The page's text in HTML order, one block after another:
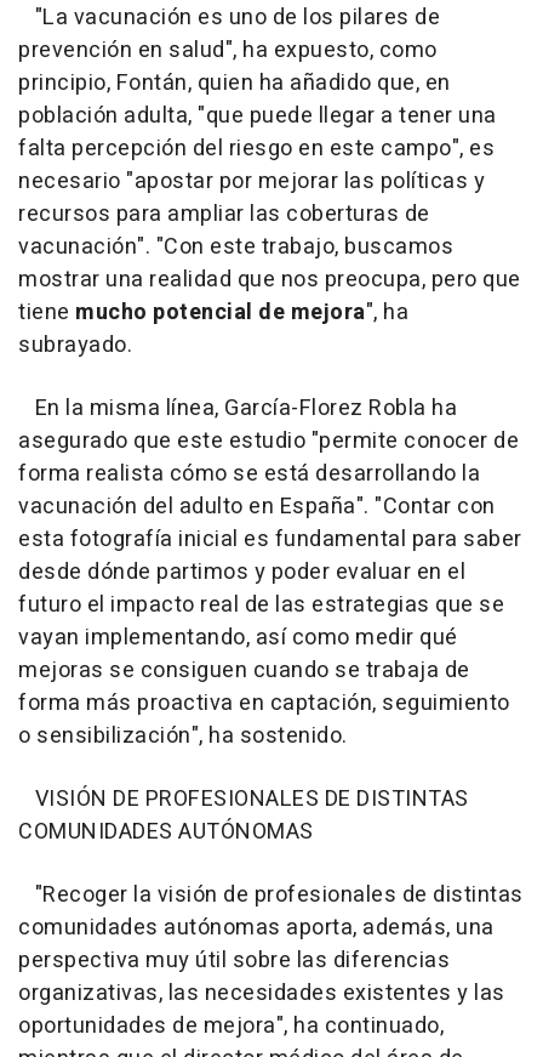
"La vacunación es uno de los pilares de
prevención en salud", ha expuesto, como
principio, Fontán, quien ha añadido que, en
población adulta, "que puede llegar a tener una
falta percepción del riesgo en este campo", es
necesario "apostar por mejorar las políticas y
recursos para ampliar las coberturas de
vacunación". "Con este trabajo, buscamos
mostrar una realidad que nos preocupa, pero que
tiene mucho potencial de mejora", ha
subrayado.
En la misma línea, García-Florez Robla ha
asegurado que este estudio "permite conocer de
forma realista cómo se está desarrollando la
vacunación del adulto en España". "Contar con
esta fotografía inicial es fundamental para saber
desde dónde partimos y poder evaluar en el
futuro el impacto real de las estrategias que se
vayan implementando, así como medir qué
mejoras se consiguen cuando se trabaja de
forma más proactiva en captación, seguimiento
o sensibilización", ha sostenido.
VISIÓN DE PROFESIONALES DE DISTINTAS
COMUNIDADES AUTÓNOMAS
"Recoger la visión de profesionales de distintas
comunidades autónomas aporta, además, una
perspectiva muy útil sobre las diferencias
organizativas, las necesidades existentes y las
oportunidades de mejora", ha continuado,